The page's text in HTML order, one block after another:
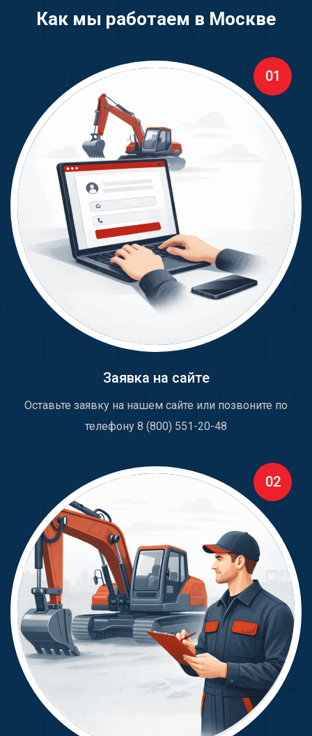
Как мы работаем в Москве
01
Заявка на сайте
Оставьте заявку на нашем сайте или позвоните по
телефону 8 (800) 551-20-48
02